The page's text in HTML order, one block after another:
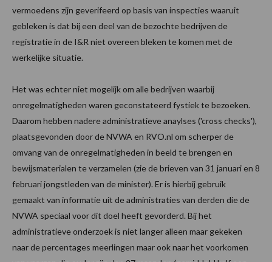
vermoedens zijn geverifeerd op basis van inspecties waaruit
gebleken is dat bij een deel van de bezochte bedrijven de
registratie in de I&R niet overeen bleken te komen met de
werkelijke situatie.
Het was echter niet mogelijk om alle bedrijven waarbij
onregelmatigheden waren geconstateerd fystiek te bezoeken.
Daarom hebben nadere administratieve anaylses ('cross checks'),
plaatsgevonden door de NVWA en RVO.nl om scherper de
omvang van de onregelmatigheden in beeld te brengen en
bewijsmaterialen te verzamelen (zie de brieven van 31 januari en 8
februari jongstleden van de minister). Er is hierbij gebruik
gemaakt van informatie uit de administraties van derden die de
NVWA speciaal voor dit doel heeft gevorderd. Bij het
administratieve onderzoek is niet langer alleen maar gekeken
naar de percentages meerlingen maar ook naar het voorkomen